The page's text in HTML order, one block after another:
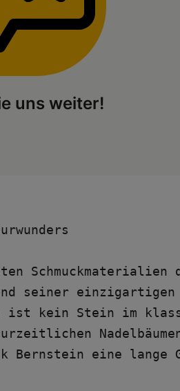
uns weiter!
seiner einzigartigen
ist kein Stein im
Bernstein eine